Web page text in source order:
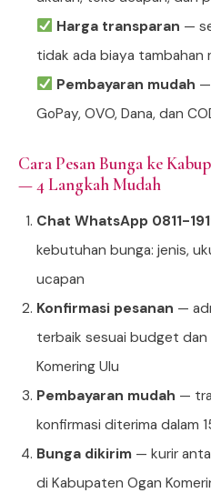
Harga transparan —
tidak ada biaya tambahan
Pembayaran mudah
GoPay, OVO, Dana, dan
Cara Pesan Bunga ke
— 4 Langkah Mudah
Chat WhatsApp 0811-
kebutuhan bunga: jenis,
ucapan
Konfirmasi pesanan —
terbaik sesuai budget dan
Komering Ulu
Pembayaran mudah —
konfirmasi diterima dalam
Bunga dikirim — kurir
di Kabupaten Ogan